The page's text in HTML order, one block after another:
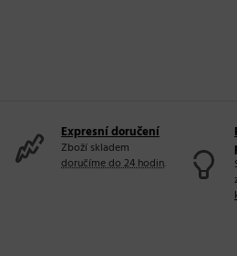
Expresní doručení
Zboží skladem
doručíme do 24 hodin.